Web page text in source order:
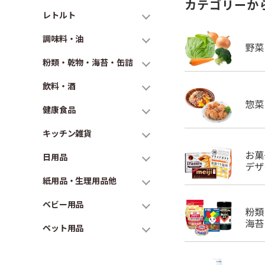
レトルト
調味料・油
粉類・乾物・海苔・缶詰
飲料・酒
健康食品
キッチン雑貨
日用品
紙用品・生理用品他
ベビー用品
ペット用品
カテゴリーか